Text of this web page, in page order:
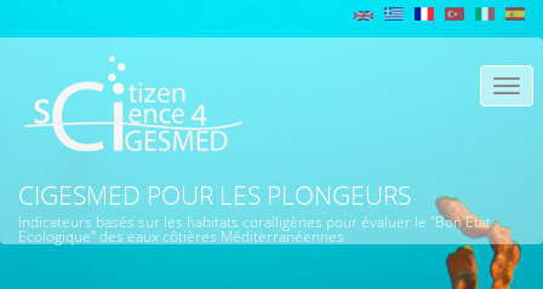
CIGESMED POUR LES PLONGEURS
Indicateurs basés sur les habitats coralligènes pour évaluer le "Bon Etat
Ecologique" des eaux côtières Méditerranéennes